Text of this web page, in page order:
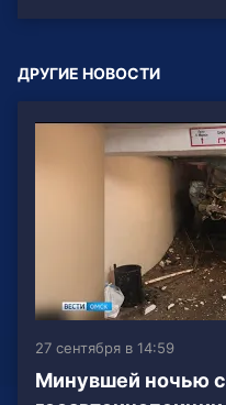
ДРУГИЕ НОВОСТИ
27 сентября в 14:59
Минувшей ночью